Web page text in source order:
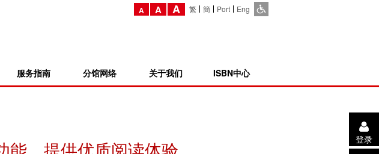
A A A 繁 簡 Port Eng
服务指南 分馆网络 关于我们 ISBN中心
登录
能 提供优质阅读体验